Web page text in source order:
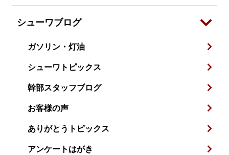
シューワブログ
ガソリン・灯油
シューワトピックス
幹部スタッフブログ
お客様の声
ありがとうトピックス
アンケートはがき